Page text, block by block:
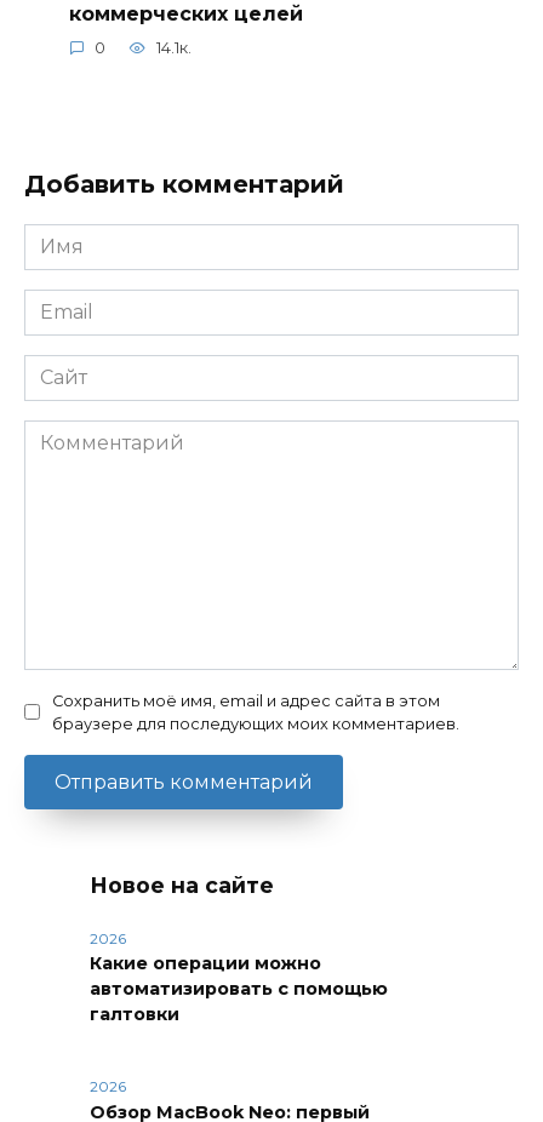
коммерческих целей
0 14.1к.
Добавить комментарий
Имя
*
Email
*
Сайт
Комментарий
Сохранить моё имя, email и адрес сайта в этом
браузере для последующих моих комментариев.
Новое на сайте
2026
Какие операции можно
автоматизировать с помощью
галтовки
2026
Обзор MacBook Neo: первый